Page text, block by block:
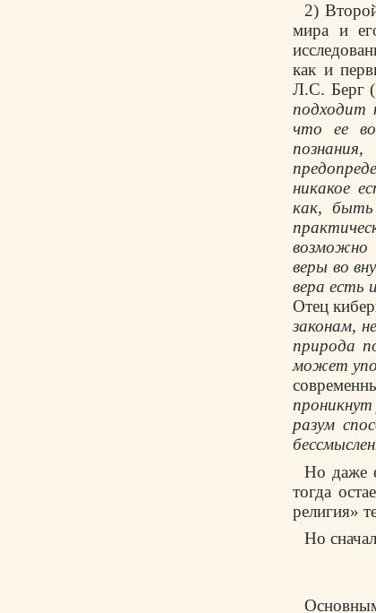
2)
мира и
как и
Л.С. Берг
подходит
что ее
никакое
как, быть
возможно
веры во
вера есть
Отец
законам,
природа
может
проникнут
разум
Но даже
тогда
религия»
Но